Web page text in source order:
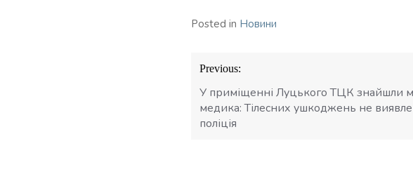
Posted in Новини
Навігація
записів
Previous:
У приміщенні Луцького ТЦК знайшли
медика: Тілесних ушкоджень не
поліція